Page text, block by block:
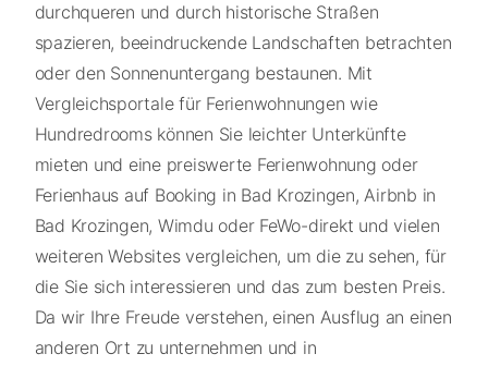
durchqueren und durch historische Straßen
spazieren, beeindruckende Landschaften betrachten
oder den Sonnenuntergang bestaunen. Mit
Vergleichsportale für Ferienwohnungen wie
Hundredrooms können Sie leichter Unterkünfte
mieten und eine preiswerte Ferienwohnung oder
Ferienhaus auf Booking in Bad Krozingen, Airbnb in
Bad Krozingen, Wimdu oder FeWo-direkt und vielen
weiteren Websites vergleichen, um die zu sehen, für
die Sie sich interessieren und das zum besten Preis.
Da wir Ihre Freude verstehen, einen Ausflug an einen
anderen Ort zu unternehmen und in